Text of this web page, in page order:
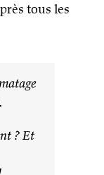
tous les
? Et